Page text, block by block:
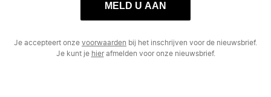
MELD U AAN
Je accepteert onze voorwaarden bij het inschrijven voor de nieuwsbrief.
Je kunt je hierafmelden voor onze nieuwsbrief.